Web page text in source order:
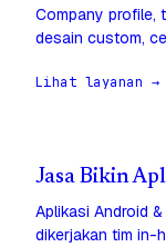
Company profile,
desain custom,
Lihat layanan →
Jasa Bikin
Aplikasi Android
dikerjakan tim in-